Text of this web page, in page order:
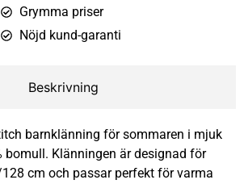
Grymma priser
Nöjd kund-garanti
Beskrivning
barnklänning för sommaren i mjuk
bomull. Klänningen är designad för
cm och passar perfekt för varma